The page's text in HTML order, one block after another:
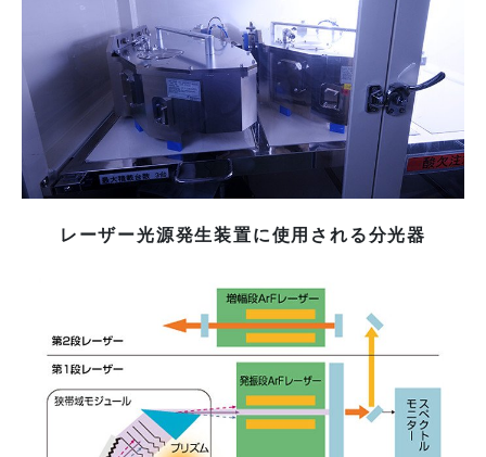
レーザー光源発生装置に使用される分光器